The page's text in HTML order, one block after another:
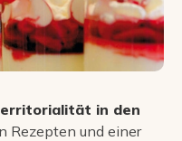
in den
Rezepten und einer